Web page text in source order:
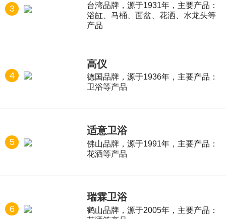
3
台湾品牌，源于1931年，主要产品：
浴缸、马桶、面盆、花洒、水龙头等
产品
4
高仪
德国品牌，源于1936年，主要产品：
卫浴等产品
5
适意卫浴
佛山品牌，源于1991年，主要产品：
花洒等产品
6
瑞霖卫浴
鹤山品牌，源于2005年，主要产品：